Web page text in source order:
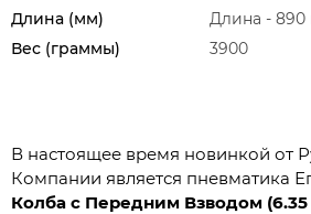
Длина (мм)
Длина - 890
Вес (граммы)
3900
В настоящее время новинкой от
Компании является пневматика
Колба с Передним Взводом